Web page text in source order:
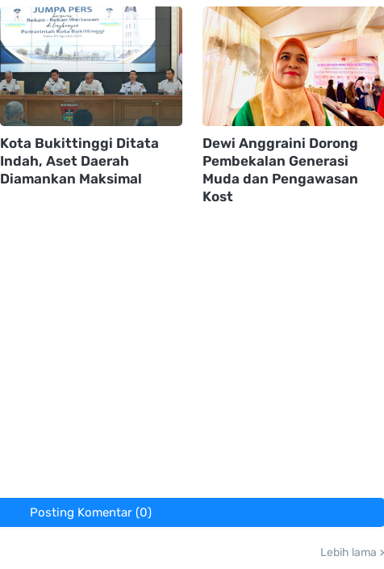
Kota Bukittinggi Ditata
Indah, Aset Daerah
Diamankan Maksimal
Dewi Anggraini Dorong
Pembekalan Generasi
Muda dan Pengawasan
Kost
Posting Komentar (0)
Lebih lama